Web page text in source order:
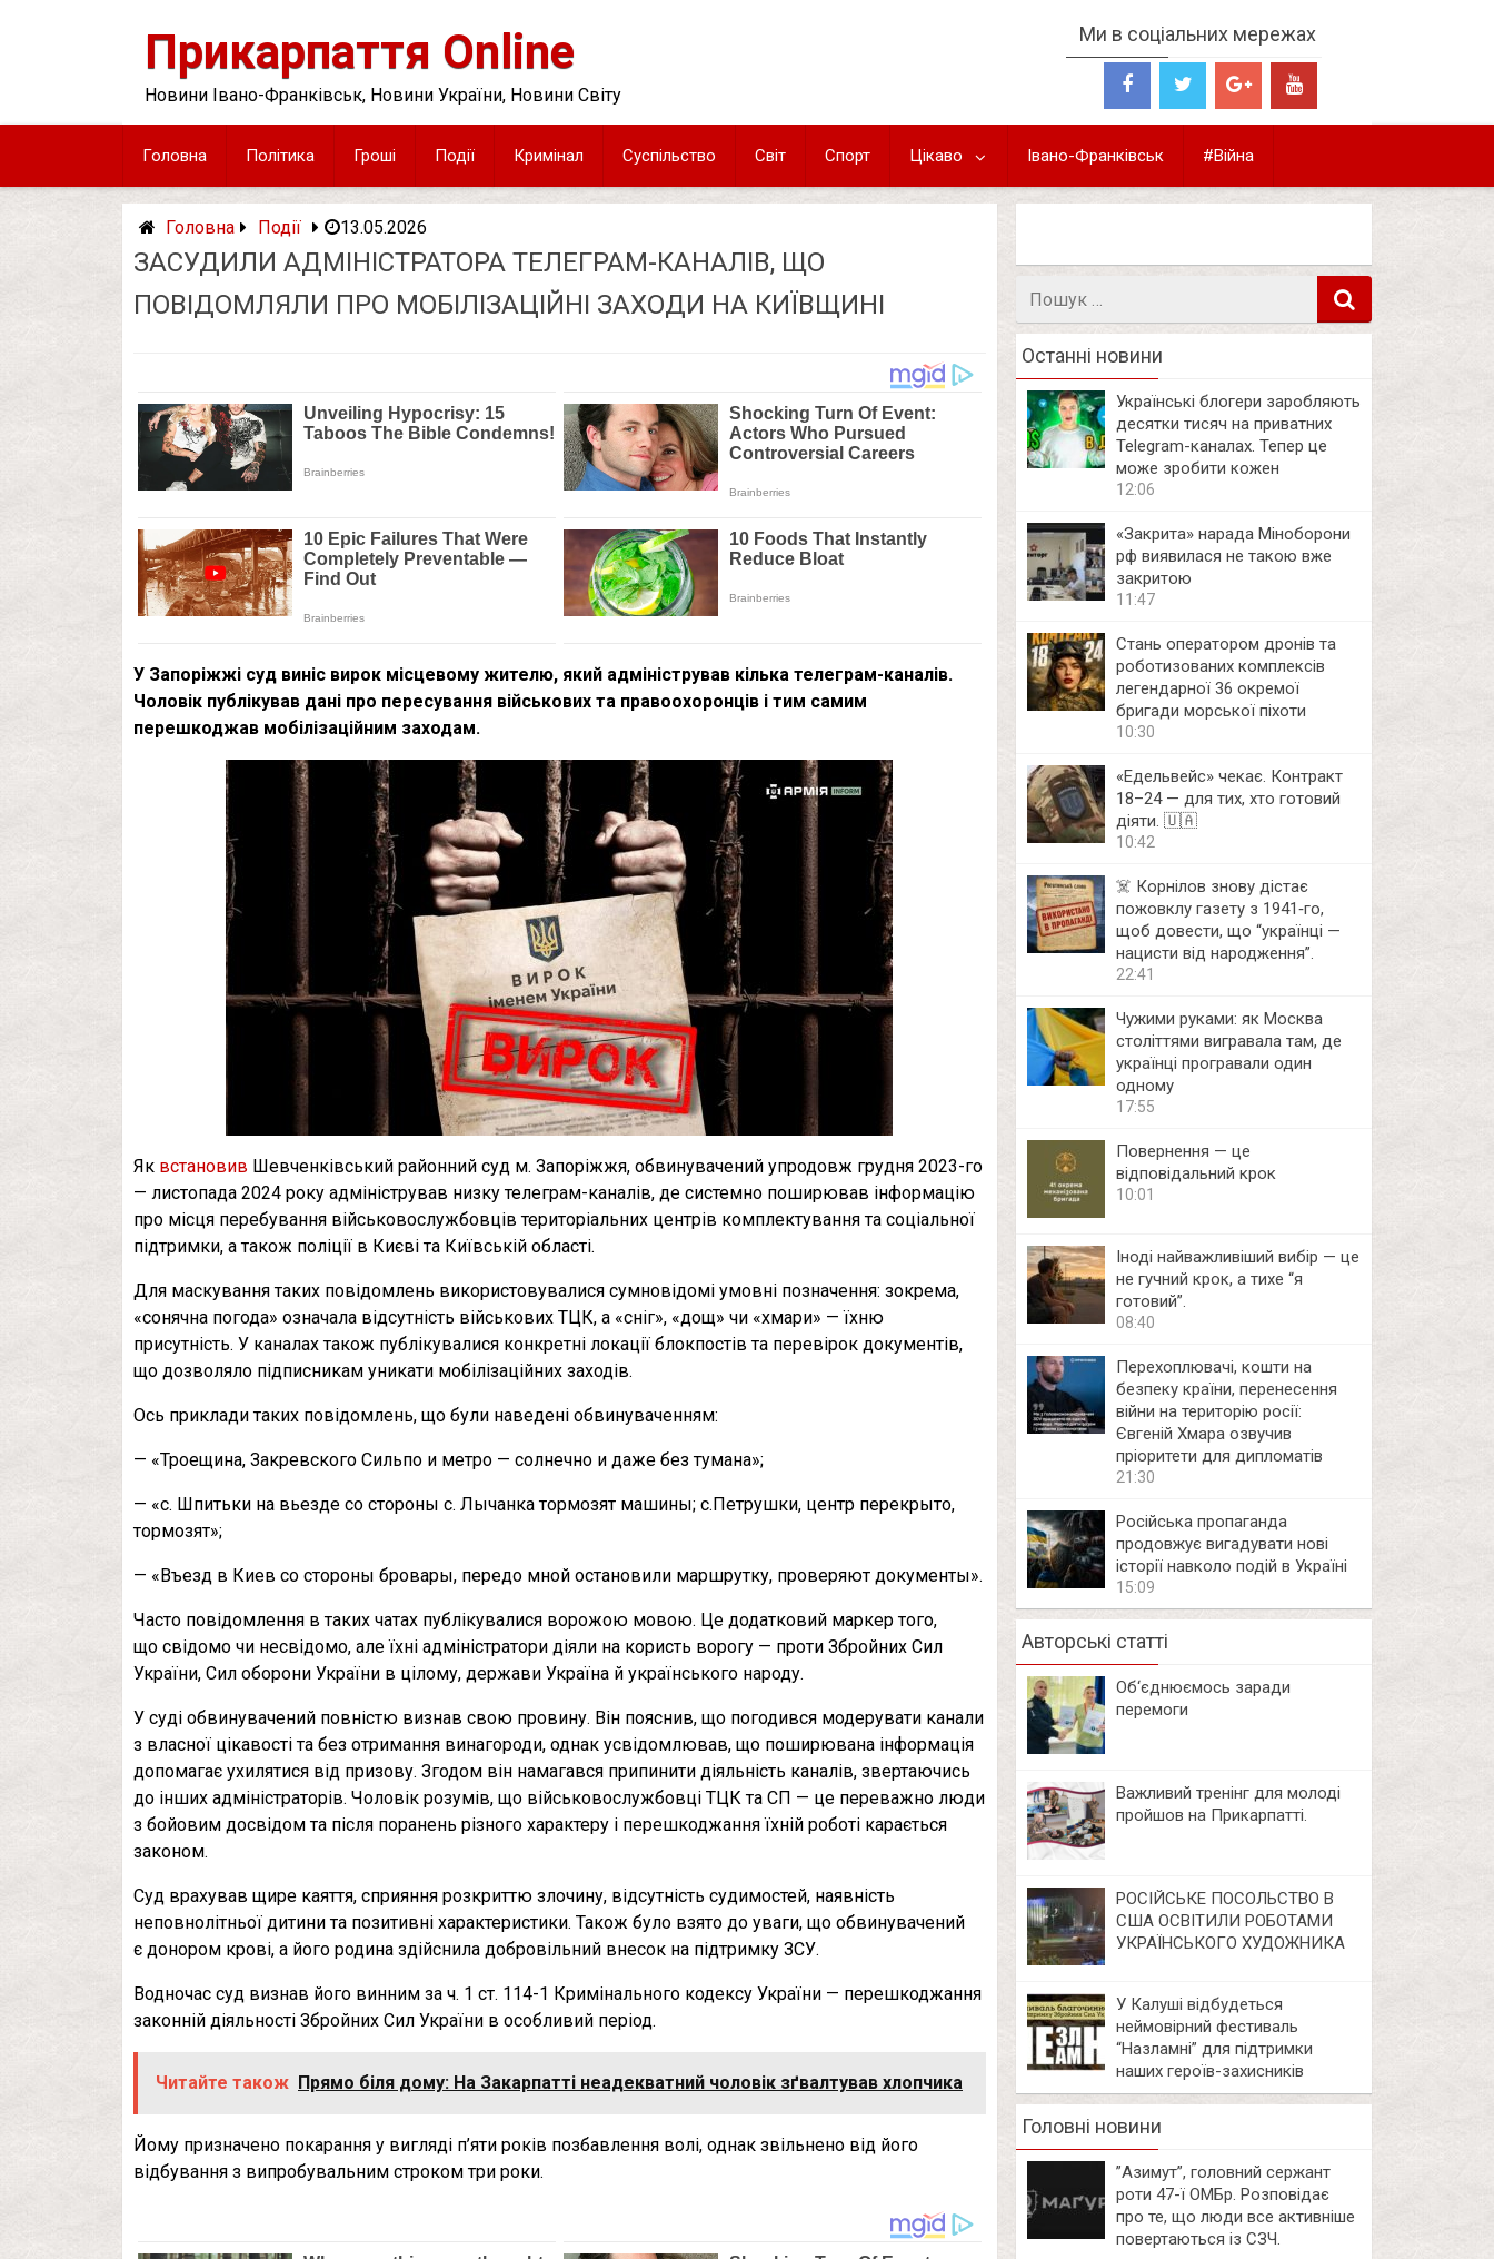
Прикарпаття Online
Новини Івано-Франківськ, Новини України, Новини Світу
Ми в соціальних мережах
Головна Політика Гроші Події Кримінал Суспільство Світ Спорт Цікаво Івано-Франківськ #Війна
Головна Події 13.05.2026
ЗАСУДИЛИ АДМІНІСТРАТОРА ТЕЛЕГРАМ-КАНАЛІВ, ЩО
ПОВІДОМЛЯЛИ ПРО МОБІЛІЗАЦІЙНІ ЗАХОДИ НА КИЇВЩИНІ
У Запоріжжі суд виніс вирок місцевому жителю, який адміністрував кілька телеграм-каналів.
Чоловік публікував дані про пересування військових та правоохоронців і тим самим
перешкоджав мобілізаційним заходам.
Як встановив Шевченківський районний суд м. Запоріжжя, обвинувачений упродовж грудня 2023-го
— листопада 2024 року адміністрував низку телеграм-каналів, де системно поширював інформацію
про місця перебування військовослужбовців територіальних центрів комплектування та соціальної
підтримки, а також поліції в Києві та Київській області.
Для маскування таких повідомлень використовувалися сумновідомі умовні позначення: зокрема,
«сонячна погода» означала відсутність військових ТЦК, а «сніг», «дощ» чи «хмари» — їхню
присутність. У каналах також публікувалися конкретні локації блокпостів та перевірок документів,
що дозволяло підписникам уникати мобілізаційних заходів.
Ось приклади таких повідомлень, що були наведені обвинуваченням:
— «Троещина, Закревского Сильпо и метро — солнечно и даже без тумана»;
— «с. Шпитьки на вьезде со стороны с. Лычанка тормозят машины; с.Петрушки, центр перекрыто,
тормозят»;
— «Въезд в Киев со стороны бровары, передо мной остановили маршрутку, проверяют документы».
Часто повідомлення в таких чатах публікувалися ворожою мовою. Це додатковий маркер того,
що свідомо чи несвідомо, але їхні адміністратори діяли на користь ворогу — проти Збройних Сил
України, Сил оборони України в цілому, держави Україна й українського народу.
У суді обвинувачений повністю визнав свою провину. Він пояснив, що погодився модерувати канали
з власної цікавості та без отримання винагороди, однак усвідомлював, що поширювана інформація
допомагає ухилятися від призову. Згодом він намагався припинити діяльність каналів, звертаючись
до інших адміністраторів. Чоловік розумів, що військовослужбовці ТЦК та СП — це переважно люди
з бойовим досвідом та після поранень різного характеру і перешкоджання їхній роботі карається
законом.
Суд врахував щире каяття, сприяння розкриттю злочину, відсутність судимостей, наявність
неповнолітньої дитини та позитивні характеристики. Також було взято до уваги, що обвинувачений
є донором крові, а його родина здійснила добровільний внесок на підтримку ЗСУ.
Водночас суд визнав його винним за ч. 1 ст. 114-1 Кримінального кодексу України — перешкоджання
законній діяльності Збройних Сил України в особливий період.
Читайте також Прямо біля дому: На Закарпатті неадекватний чоловік зґвалтував хлопчика
Йому призначено покарання у вигляді п’яти років позбавлення волі, однак звільнено від його
відбування з випробувальним строком три роки.
Останні новини
Українські блогери заробляють
десятки тисяч на приватних
Telegram-каналах. Тепер це
може зробити кожен
12:06
«Закрита» нарада Міноборони
рф виявилася не такою вже
закритою
11:47
Стань оператором дронів та
роботизованих комплексів
легендарної 36 окремої
бригади морської піхоти
10:30
«Едельвейс» чекає. Контракт
18–24 — для тих, хто готовий
діяти. 🇺🇦
10:42
☠️ Корнілов знову дістає
пожовклу газету з 1941‑го,
щоб довести, що “українці —
нацисти від народження”.
22:41
Чужими руками: як Москва
століттями вигравала там, де
українці програвали один
одному
17:55
Повернення — це
відповідальний крок
10:01
Іноді найважливіший вибір — це
не гучний крок, а тихе “я
готовий”.
08:40
Перехоплювачі, кошти на
безпеку країни, перенесення
війни на територію росії:
Євгеній Хмара озвучив
пріоритети для дипломатів
21:30
Російська пропаганда
продовжує вигадувати нові
історії навколо подій в Україні
15:09
Авторські статті
Об‘єднюємось заради
перемоги
Важливий тренінг для молоді
пройшов на Прикарпатті.
РОСІЙСЬКЕ ПОСОЛЬСТВО В
США ОСВІТИЛИ РОБОТАМИ
УКРАЇНСЬКОГО ХУДОЖНИКА
У Калуші відбудеться
неймовірний фестиваль
“Назламні” для підтримки
наших героїв-захисників
Головні новини
⁨”Азимут”, головний сержант
роти 47-ї ОМБр. Розповідає
про те, що люди все активніше
повертаються із СЗЧ.